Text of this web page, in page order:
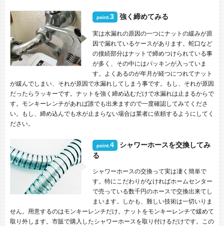
point.3 強く締めてみる
実は水漏れの原因の一つにナットの緩みが原
因で漏れているケースがあります。蛇口など
の接続部分はナットで締めつけられている事
が多く、その中にはパッキンが入っていま
す。よくあるのが年月が経つにつれてナット
が緩んでしまい、それが原因で水漏れしてしまう事です。もし、それが原因
だったらラッキーです。ナットを強く締め込むだけで水漏れは止まるからで
す。モンキーレンチがあれば誰でも出来ますので一度確認してみてくださ
い。もし、締め込んでも水が止まらない場合は業者に依頼するようにしてく
ださい。
point.4
シャワーホースを交換してみ
る
シャワーホースの交換って実は凄く簡単で
す。特にこだわりがなければホームセンター
で売っている数千円のホースで交換出来てし
まいます。しかも、難しい技術は一切いりま
せん。用意するのはモンキーレンチだけ。ナットをモンキーレンチで緩めて
取り外します。市販で購入したシャワーホースを取り付けるだけです。この